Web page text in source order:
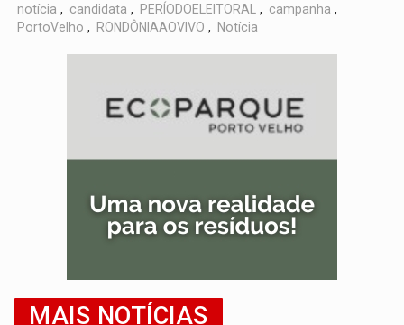
notícia , candidata , PERÍODOELEITORAL , campanha ,
PortoVelho , RONDÔNIAAOVIVO , Notícia
MAIS NOTÍCIAS